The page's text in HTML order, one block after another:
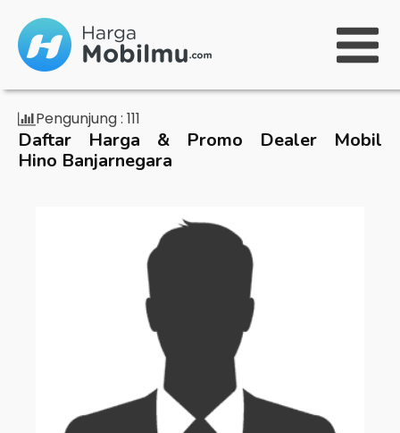
Pengunjung : 111
Daftar Harga & Promo Dealer Mobil
Hino Banjarnegara